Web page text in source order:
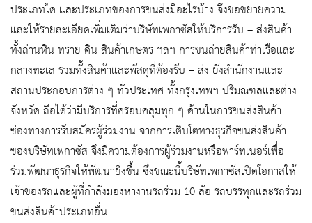
ประเภทใด และประเภทของการขนส่งมีอะไรบ้าง จึงขอขยายความ
และให้รายละเอียดเพิ่มเติมว่าบริษัทเพกาซัสให้บริการรับ – ส่งสินค้า
ทั้งถ่านหิน ทราย ดิน สินค้าเกษตร ฯลฯ การขนถ่ายสินค้าท่าเรือและ
กลางทะเล รวมทั้งสินค้าและพัสดุที่ต้องรับ – ส่ง ยังสำนักงานและ
สถานประกอบการต่าง ๆ ทั่วประเทศ ทั้งกรุงเทพฯ ปริมณฑลและต่าง
จังหวัด ถือได้ว่ามีบริการที่ครอบคลุมทุก ๆ ด้านในการขนส่งสินค้า
ช่องทางการรับสมัครผู้ร่วมงาน จากการเติบโตทางธุรกิจขนส่งสินค้า
ของบริษัทเพกาซัส จึงมีความต้องการผู้ร่วมงานหรือพาร์ทเนอร์เพื่อ
ร่วมพัฒนาธุรกิจให้พัฒนายิ่งขึ้น ซึ่งขณะนี้บริษัทเพกาซัสเปิดโอกาสให้
เจ้าของรถและผู้ที่กำลังมองหางานรถร่วม 10 ล้อ รถบรรทุกและรถร่วม
ขนส่งสินค้าประเภทอื่น